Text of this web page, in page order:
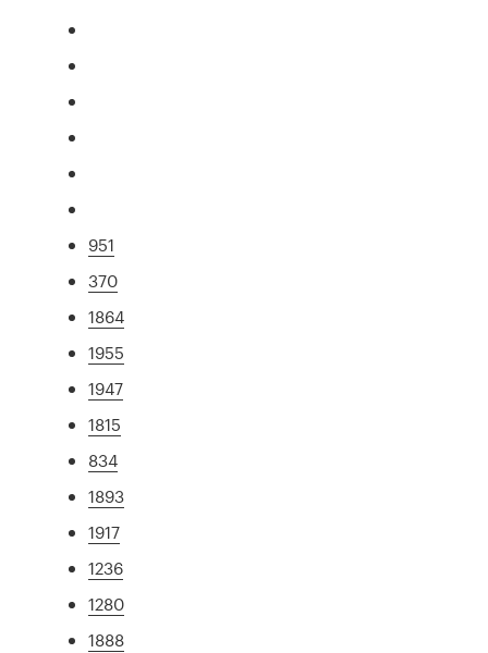
951
370
1864
1955
1947
1815
834
1893
1917
1236
1280
1888